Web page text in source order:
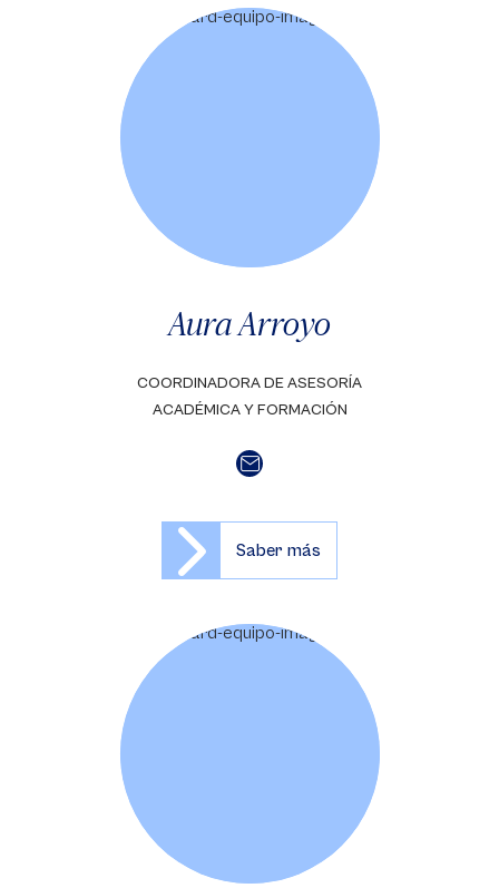
Aura Arroyo
COORDINADORA DE ASESORÍA
ACADÉMICA Y FORMACIÓN
Saber más